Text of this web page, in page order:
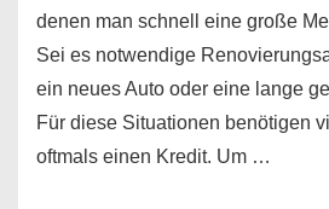
denen man schnell eine große
Sei es notwendige
ein neues Auto oder eine lange
Für diese Situationen benötigen
oftmals einen Kredit. Um …